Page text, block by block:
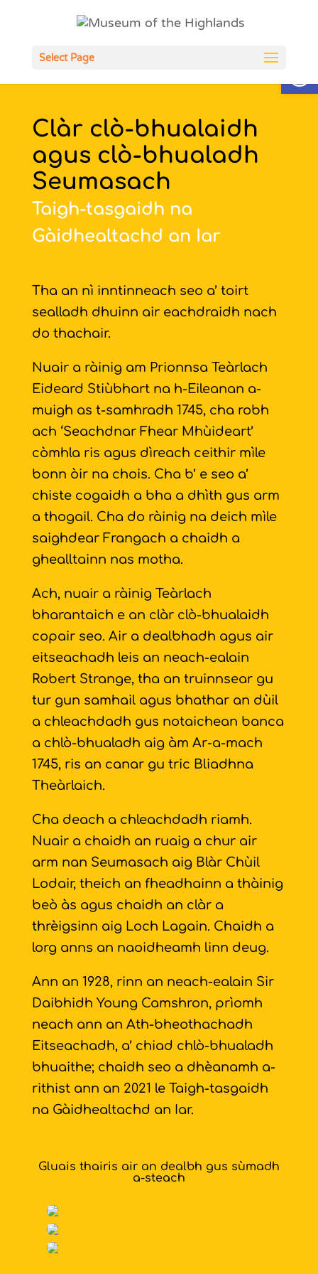
Select Page
Clàr clò-bhualaidh
agus clò-bhualadh
Seumasach
Taigh-tasgaidh na
Gàidhealtachd an Iar
Tha an nì inntinneach seo a’ toirt
sealladh dhuinn air eachdraidh nach
do thachair.
Nuair a ràinig am Prionnsa Teàrlach
Eideard Stiùbhart na h-Eileanan a-
muigh as t-samhradh 1745, cha robh
ach ‘Seachdnar Fhear Mhùideart’
còmhla ris agus dìreach ceithir mìle
bonn òir na chois. Cha b’ e seo a’
chiste cogaidh a bha a dhìth gus arm
a thogail. Cha do ràinig na deich mìle
saighdear Frangach a chaidh a
ghealltainn nas motha.
Ach, nuair a ràinig Teàrlach
bharantaich e an clàr clò-bhualaidh
copair seo. Air a dealbhadh agus air
eitseachadh leis an neach-ealain
Robert Strange, tha an truinnsear gu
tur gun samhail agus bhathar an dùil
a chleachdadh gus notaichean banca
a chlò-bhualadh aig àm Ar-a-mach
1745, ris an canar gu tric Bliadhna
Theàrlaich.
Cha deach a chleachdadh riamh.
Nuair a chaidh an ruaig a chur air
arm nan Seumasach aig Blàr Chùil
Lodair, theich an fheadhainn a thàinig
beò às agus chaidh an clàr a
thrèigsinn aig Loch Lagain. Chaidh a
lorg anns an naoidheamh linn deug.
Ann an 1928, rinn an neach-ealain Sir
Daibhidh Young Camshron, prìomh
neach ann an Ath-bheothachadh
Eitseachadh, a’ chiad chlò-bhualadh
bhuaithe; chaidh seo a dhèanamh a-
rithist ann an 2021 le Taigh-tasgaidh
na Gàidhealtachd an Iar.
Gluais thairis air an dealbh gus sùmadh
a-steach